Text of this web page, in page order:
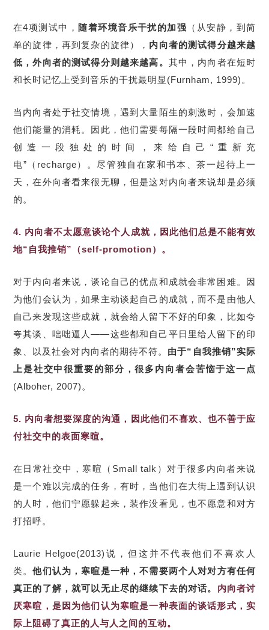
在4项测试中， 随着环境音乐干扰的加强 （从安静，到简
单的旋律，再到复杂的旋律）， 内向者的测试得分越来越
低，外向者的测试得分则越来越高。 其中，内向者在短时
和长时记忆上受到音乐的干扰最明显(Furnham, 1999)。
当内向者处于社交情境，遇到大量陌生的刺激时，会加速
他们能量的消耗。因此，他们需要每隔一段时间都给自己
创造一段独处的时间，来给自己“重新充
电”（recharge）。尽管独自在家和书本、茶一起待上一
天，在外向者看来很无聊，但是这对内向者来说却是必须
的。
4. 内向者不太愿意谈论个人成就，因此他们总是不能有效
地“自我推销”（self-promotion）。
对于内向者来说，谈论自己的优点和成就会非常困难。因
为他们会认为，如果主动谈起自己的成就，而不是由他人
自己来发现这些成就，就会给人留下不好的印象，比如夸
夸其谈、咄咄逼人——这些都和自己平日里给人留下的印
象、以及社会对内向者的期待不符。 由于“自我推销”实际
上是社交中很重要的部分，很多内向者会苦恼于这一点
(Alboher, 2007)。
5. 内向者想要深度的沟通，因此他们不喜欢、也不善于应
付社交中的表面寒暄。
在日常社交中，寒暄（Small talk）对于很多内向者来说
是一个难以完成的任务，有时，当他们在大街上遇到认识
的人时，他们宁愿躲起来，装作没看见，也不愿意和对方
打招呼。
Laurie Helgoe(2013)说，但这并不代表他们不喜欢人
类。他们认为，寒暄是一种，不需要两个人对对方有任何
真正的了解，就可以无止尽的继续下去的对话。 内向者讨
厌寒暄，是因为他们认为寒暄是一种表面的谈话形式，实
际上阻碍了真正的人与人之间的互动。